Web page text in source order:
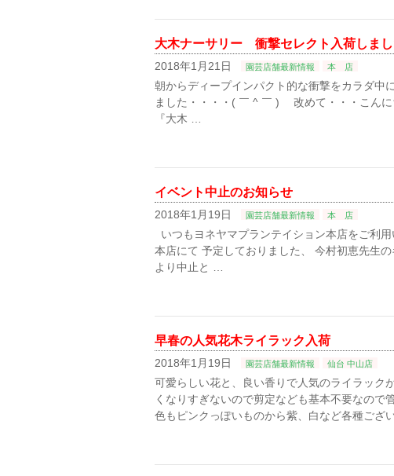
大木ナーサリー 衝撃セレクト入荷しまし
2018年1月21日 園芸店舗最新情報 本 店
朝からディープインパクト的な衝撃をカラダ
ました・・・・( ￣ ^ ￣ )ゞ 改めて・・・こん
『大木 …
イベント中止のお知らせ
2018年1月19日 園芸店舗最新情報 本 店
いつもヨネヤマプランテイション本店をご利
本店にて 予定しておりました、 今村初恵先生
より中止と …
早春の人気花木ライラック入荷
2018年1月19日 園芸店舗最新情報 仙台 中山店
可愛らしい花と、良い香りで人気のライラック
くなりすぎないので剪定なども基本不要なので
色もピンクっぽいものから紫、白など各種ござ